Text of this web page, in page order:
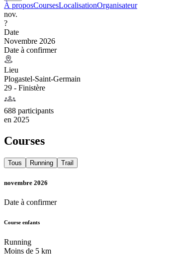
À proposCoursesLocalisationOrganisateur
nov.
?
Date
Novembre 2026
Date à confirmer
Lieu
Plogastel-Saint-Germain
29 - Finistère
688 participants
en 2025
Courses
Tous Running Trail
novembre 2026
Date à confirmer
Course enfants
Running
Moins de 5 km